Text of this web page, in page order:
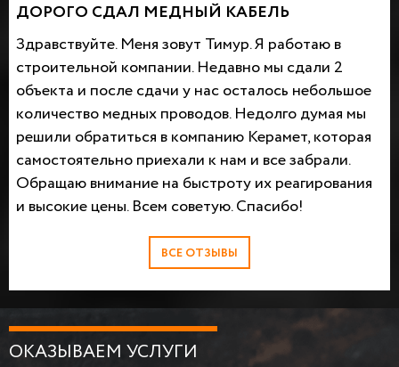
ДОРОГО СДАЛ МЕДНЫЙ КАБЕЛЬ
Здравствуйте. Меня зовут Тимур. Я работаю в
строительной компании. Недавно мы сдали 2
объекта и после сдачи у нас осталось небольшое
количество медных проводов. Недолго думая мы
решили обратиться в компанию Керамет, которая
самостоятельно приехали к нам и все забрали.
Обращаю внимание на быстроту их реагирования
и высокие цены. Всем советую. Спасибо!
ВСЕ ОТЗЫВЫ
ОКАЗЫВАЕМ УСЛУГИ